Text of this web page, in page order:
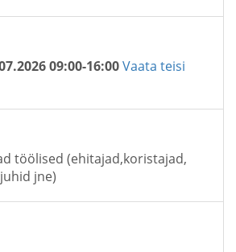
09:00-16:00Vaata teisi
töölised (ehitajad,koristajad,
jne)